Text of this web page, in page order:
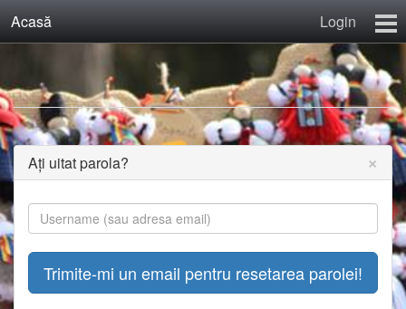
Acasă
Login
Calculator Salarii Învăţământ
Învăţământ Preuniversitar
Recenzii
Contact
Înregistrare
Ați uitat parola? ×